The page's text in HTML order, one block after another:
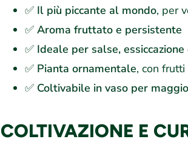
✅ Il più piccante al mondo, per
✅ Aroma fruttato e persistente
✅ Ideale per salse,
✅ Pianta ornamentale, con
✅ Coltivabile in vaso per
COLTIVAZIONE E